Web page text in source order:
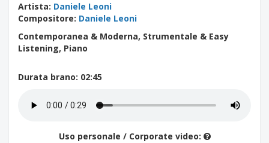
Artista: Daniele Leoni
Compositore: Daniele Leoni
Contemporanea & Moderna, Strumentale & Easy
Listening, Piano
Durata brano: 02:45
Uso personale / Corporate video: